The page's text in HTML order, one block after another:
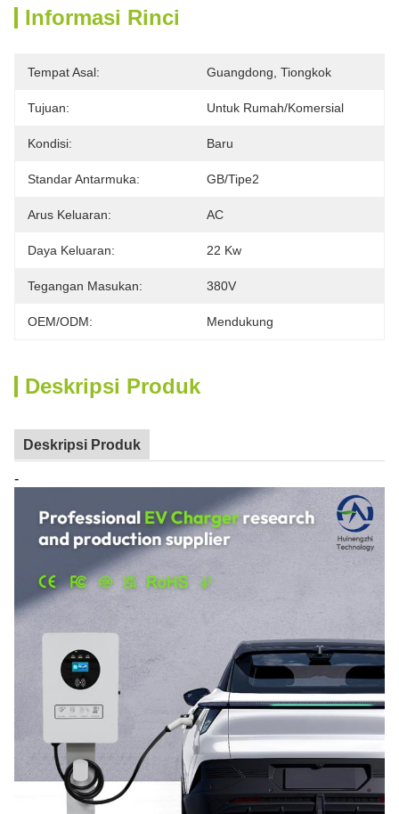
Informasi Rinci
Tempat Asal: Guangdong, Tiongkok
Tujuan: Untuk Rumah/komersial
Kondisi: Baru
Standar Antarmuka: GB/Tipe2
Arus Keluaran: AC
Daya Keluaran: 22 Kw
Tegangan Masukan: 380V
OEM/ODM: Mendukung
Deskripsi Produk
Deskripsi Produk
-